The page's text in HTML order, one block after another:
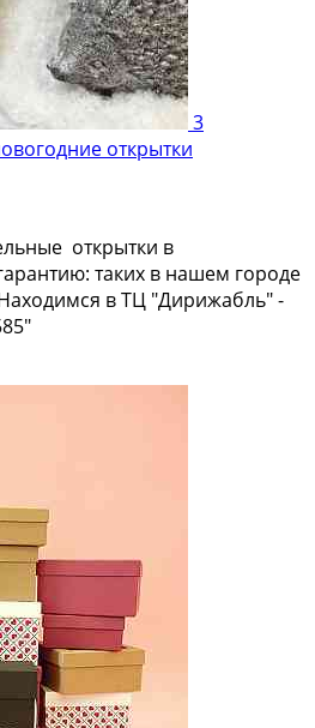
3
открытки
открытки в
таких в нашем городе
в ТЦ "Дирижабль" -